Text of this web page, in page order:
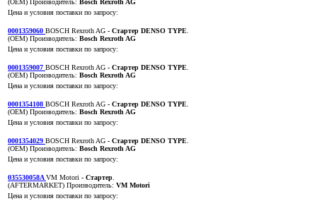
(OEM) Производитель: Bosch Rexroth AG
Цена и условия поставки по запросу:
0001359060 BOSCH Rexroth AG - Стартер DENSO TYPE.
(OEM) Производитель: Bosch Rexroth AG
Цена и условия поставки по запросу:
0001359007 BOSCH Rexroth AG - Стартер DENSO TYPE.
(OEM) Производитель: Bosch Rexroth AG
Цена и условия поставки по запросу:
0001354108 BOSCH Rexroth AG - Стартер DENSO TYPE.
(OEM) Производитель: Bosch Rexroth AG
Цена и условия поставки по запросу:
0001354029 BOSCH Rexroth AG - Стартер DENSO TYPE.
(OEM) Производитель: Bosch Rexroth AG
Цена и условия поставки по запросу:
035530058AVM Motori - Стартер.
(AFTERMARKET) Производитель: VM Motori
Цена и условия поставки по запросу: